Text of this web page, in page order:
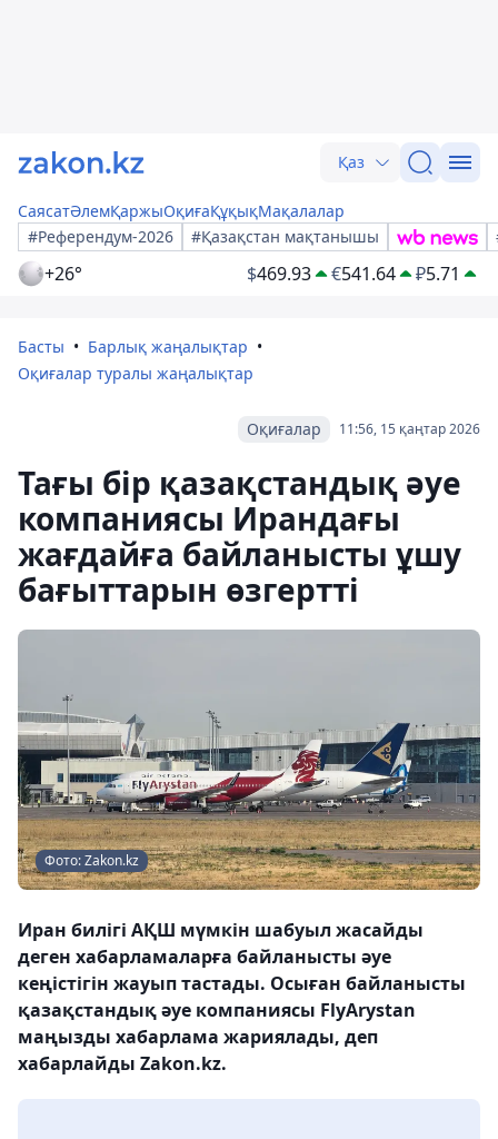
Қаз
СаясатӘлемҚаржыОқиғаҚұқықМақалалар
#Референдум-2026
#Қазақстан мақтанышы
+26° $469.93 €541.64 ₽5.71
Басты
Барлық жаңалықтар
Оқиғалар туралы жаңалықтар
11:56, 15 қаңтар 2026
Оқиғалар
Тағы бір қазақстандық әуе
компаниясы Ирандағы
жағдайға байланысты ұшу
бағыттарын өзгертті
Фото: Zakon.kz
Иран билігі АҚШ мүмкін шабуыл жасайды
деген хабарламаларға байланысты әуе
кеңістігін жауып тастады. Осыған байланысты
қазақстандық әуе компаниясы FlyArystan
маңызды хабарлама жариялады, деп
хабарлайды Zakon.kz.